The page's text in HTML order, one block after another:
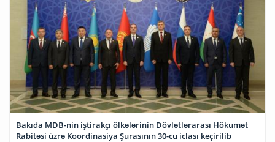
Bakıda MDB-nin iştirakçı ölkələrinin Dövlətlərarası Hökumət
Rabitəsi üzrə Koordinasiya Şurasının 30-cu iclası keçirilib